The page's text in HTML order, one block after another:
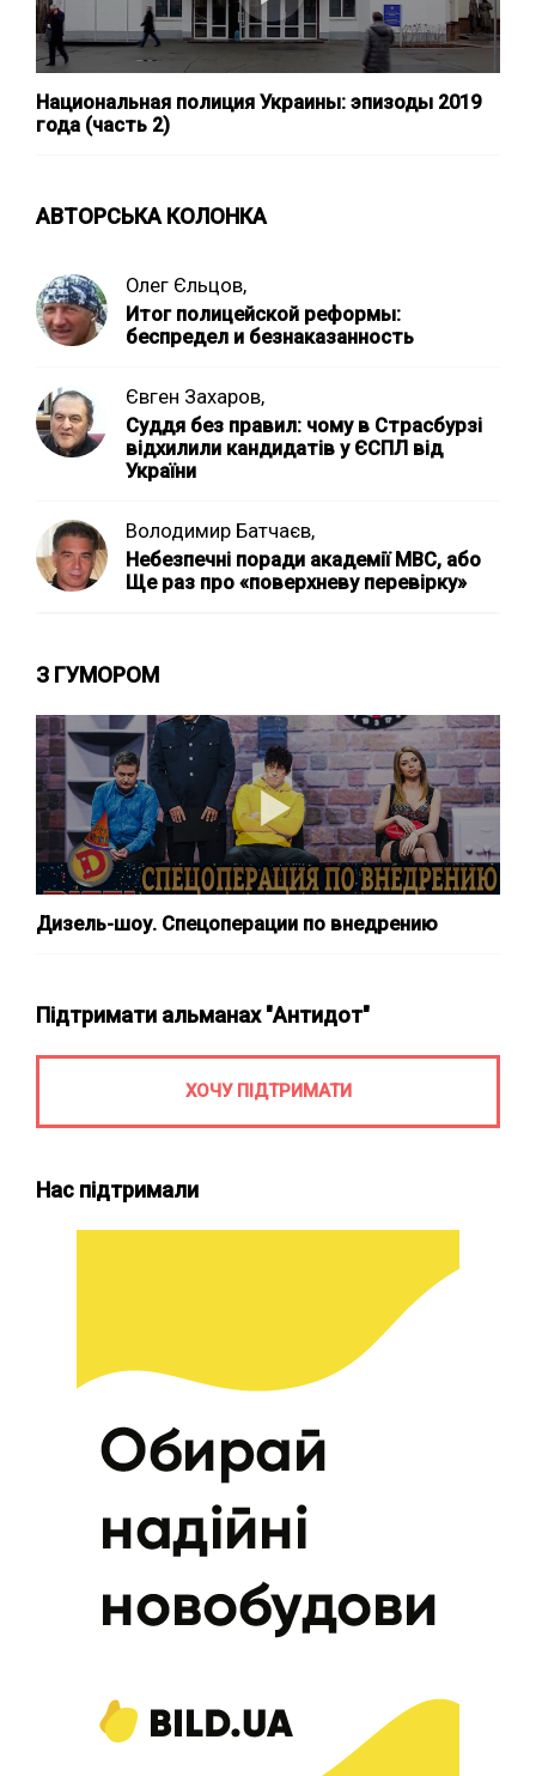
Национальная полиция Украины: эпизоды 2019
года (часть 2)
АВТОРСЬКА КОЛОНКА
Олег Єльцов,
Итог полицейской реформы:
беспредел и безнаказанность
Євген Захаров,
Суддя без правил: чому в Страсбурзі
відхилили кандидатів у ЄСПЛ від
України
Володимир Батчаєв,
Небезпечні поради академії МВС, або
Ще раз про «поверхневу перевірку»
З ГУМОРОМ
Дизель-шоу. Спецоперации по внедрению
Підтримати альманах "Антидот"
ХОЧУ ПІДТРИМАТИ
Нас підтримали